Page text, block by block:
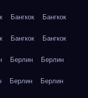
Бангкок Бангкок
Бангкок Бангкок
Берлин Берлин
Берлин Берлин